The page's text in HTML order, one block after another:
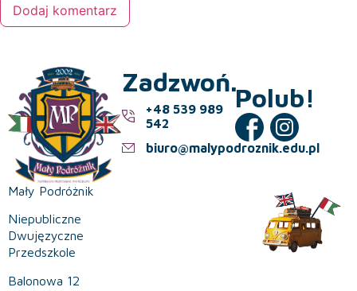
Mały Podróżnik
Niepubliczne
Dwujęzyczne
Przedszkole
Balonowa 12
Zadzwoń.
+48 539 989
542
biuro@malypodroznik.edu.pl
Polub!